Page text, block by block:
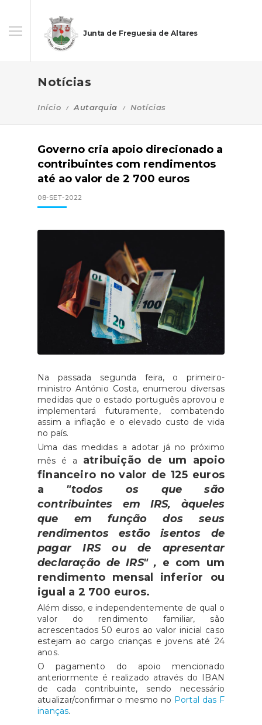
Junta de Freguesia de Altares
Notícias
Início Autarquia Notícias
Governo cria apoio direcionado a
contribuintes com rendimentos
até ao valor de 2 700 euros
08-SET-2022
Na passada segunda feira, o primeiro-
ministro António Costa, enumerou diversas
medidas que o estado português aprovou e
implementará futuramente, combatendo
assim a inflação e o elevado custo de vida
no país.
Uma das medidas a adotar já no próximo
mês é a atribuição de um apoio
financeiro no valor de 125 euros
a "todos os que são
contribuintes em IRS, àqueles
que em função dos seus
rendimentos estão isentos de
pagar IRS ou de apresentar
declaração de IRS" , e com um
rendimento mensal inferior ou
igual a 2 700 euros.
Além disso, e independentemente de qual o
valor do rendimento familiar, são
acrescentados 50 euros ao valor inicial caso
estejam ao cargo crianças e jovens até 24
anos.
O pagamento do apoio mencionado
anteriormente é realizado através do IBAN
de cada contribuinte, sendo necessário
atualizar/confirmar o mesmo no Portal das F
inanças.